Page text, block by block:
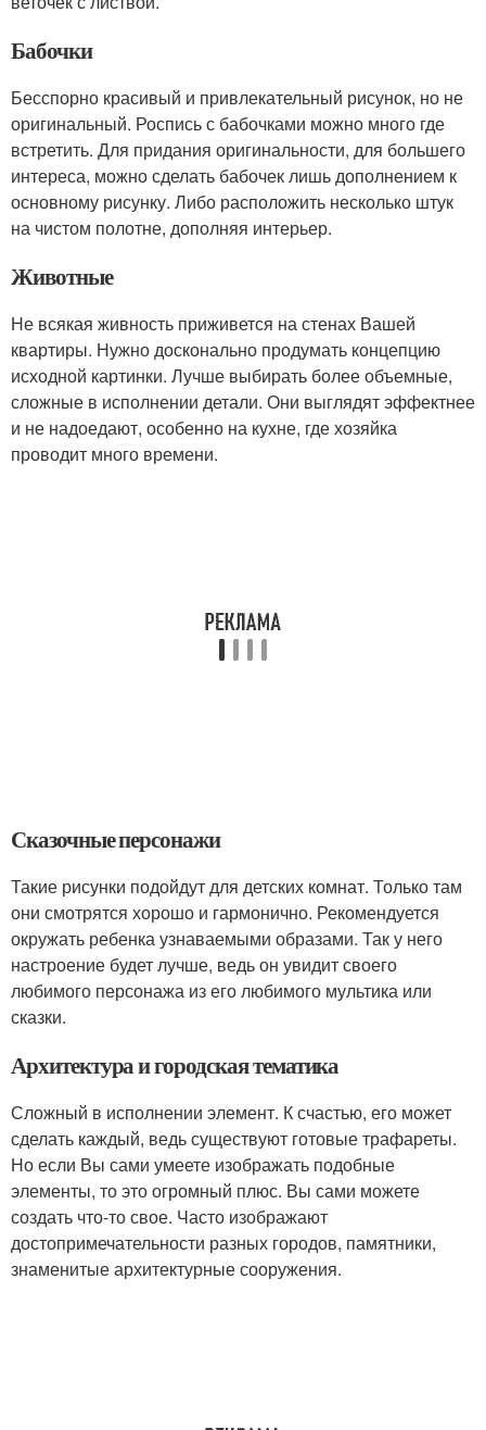
Бабочки
Бесспорно красивый и привлекательный рисунок, но не
оригинальный. Роспись с бабочками можно много где
встретить. Для придания оригинальности, для большего
интереса, можно сделать бабочек лишь дополнением к
основному рисунку. Либо расположить несколько штук
на чистом полотне, дополняя интерьер.
Животные
Не всякая живность приживется на стенах Вашей
квартиры. Нужно досконально продумать концепцию
исходной картинки. Лучше выбирать более объемные,
сложные в исполнении детали. Они выглядят эффектнее
и не надоедают, особенно на кухне, где хозяйка
проводит много времени.
Сказочные персонажи
Такие рисунки подойдут для детских комнат. Только там
они смотрятся хорошо и гармонично. Рекомендуется
окружать ребенка узнаваемыми образами. Так у него
настроение будет лучше, ведь он увидит своего
любимого персонажа из его любимого мультика или
сказки.
Архитектура и городская тематика
Сложный в исполнении элемент. К счастью, его может
сделать каждый, ведь существуют готовые трафареты.
Но если Вы сами умеете изображать подобные
элементы, то это огромный плюс. Вы сами можете
создать что-то свое. Часто изображают
достопримечательности разных городов, памятники,
знаменитые архитектурные сооружения.